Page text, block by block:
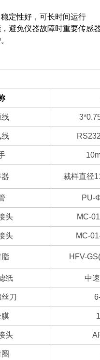
定性好，可长时间运行
避免仪器故障时重要传感
线
线 RS232
裁样直径
PU-
头 MC-
头 MC-
HFV-
纸 中速
刀
头